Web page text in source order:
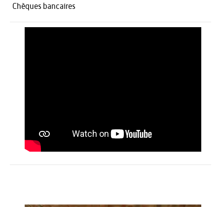
Chèques bancaires